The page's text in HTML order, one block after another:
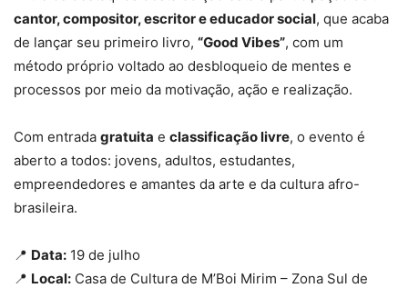
cantor, compositor, escritor e educador social, que acaba
de lançar seu primeiro livro, “Good Vibes”, com um
método próprio voltado ao desbloqueio de mentes e
processos por meio da motivação, ação e realização.
Com entrada gratuita e classificação livre, o evento é
aberto a todos: jovens, adultos, estudantes,
empreendedores e amantes da arte e da cultura afro-
brasileira.
📍 Data: 19 de julho
📍 Local: Casa de Cultura de M’Boi Mirim – Zona Sul de